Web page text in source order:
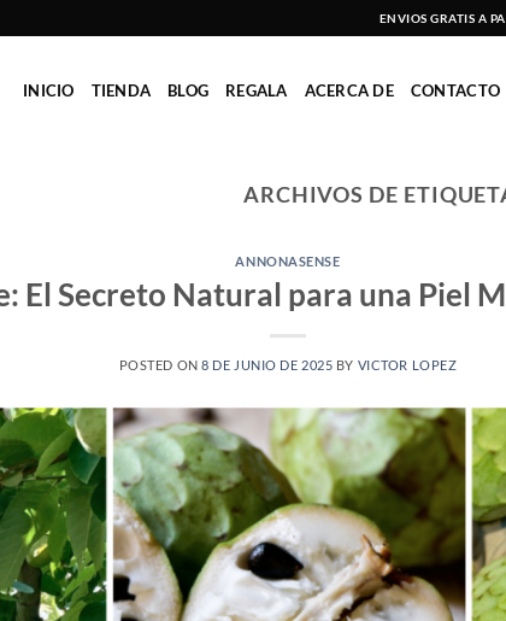
ENVIOS GRATIS A
INICIO TIENDA BLOG REGALA ACERCA DE CONTACTO
ARCHIVOS DE
ANNONASENSE
El Secreto Natural para una Piel
POSTED ON8 DE JUNIO DE 2025 BY VICTOR LOPEZ